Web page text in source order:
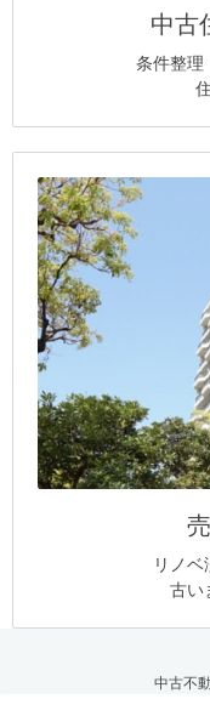
中古
条件整理
リノ
古い
中古不